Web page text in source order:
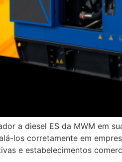
a diesel ES da MWM em
los corretamente em
e estabelecimentos